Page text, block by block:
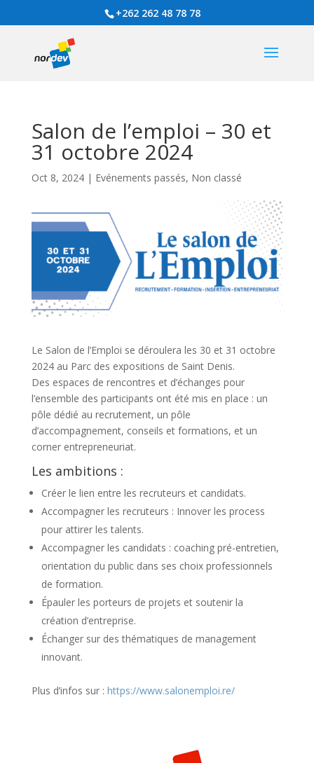
+262 262 48 78 78
Salon de l’emploi – 30 et
31 octobre 2024
Oct 8, 2024| Evénements passés, Non classé
Le Salon de l’Emploi se déroulera les 30 et 31 octobre
2024 au Parc des expositions de Saint Denis.
Des espaces de rencontres et d’échanges pour
l’ensemble des participants ont été mis en place : un
pôle dédié au recrutement, un pôle
d’accompagnement, conseils et formations, et un
corner entrepreneuriat.
Les ambitions :
Créer le lien entre les recruteurs et candidats.
Accompagner les recruteurs : Innover les process
pour attirer les talents.
Accompagner les candidats : coaching pré-entretien,
orientation du public dans ses choix professionnels
de formation.
Épauler les porteurs de projets et soutenir la
création d’entreprise.
Échanger sur des thématiques de management
innovant.
Plus d’infos sur : https://www.salonemploi.re/